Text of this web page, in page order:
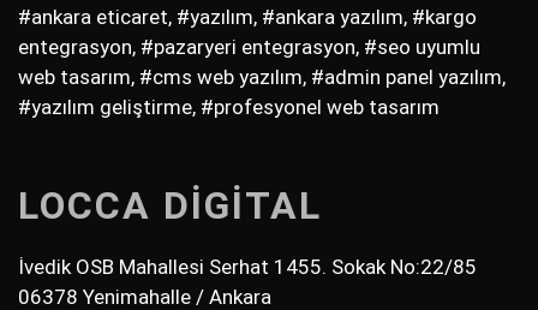
#ankara eticaret, #yazılım, #ankara yazılım, #kargo
entegrasyon, #pazaryeri entegrasyon, #seo uyumlu
web tasarım, #cms web yazılım, #admin panel yazılım,
#yazılım geliştirme, #profesyonel web tasarım
LOCCA DİGİTAL
İvedik OSB Mahallesi Serhat 1455. Sokak No:22/85
06378 Yenimahalle / Ankara